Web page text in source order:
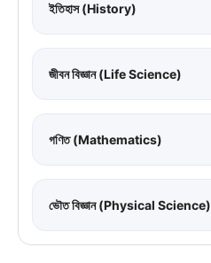
ইতিহাস (History)
জীবন বিজ্ঞান (Life Science)
গণিত (Mathematics)
ভৌত বিজ্ঞান (Physical Science)